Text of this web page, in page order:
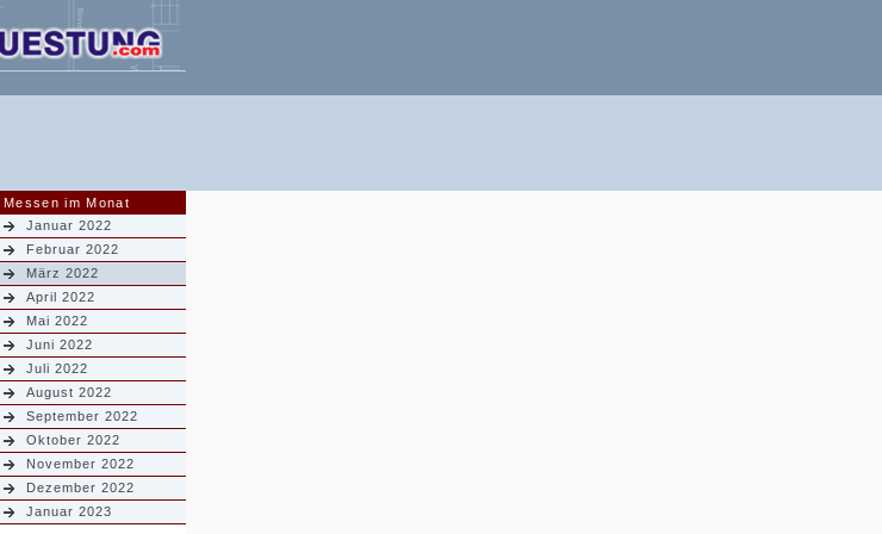
Messen im Monat
Januar 2022
Februar 2022
März 2022
April 2022
Mai 2022
Juni 2022
Juli 2022
August 2022
September 2022
Oktober 2022
November 2022
Dezember 2022
Januar 2023